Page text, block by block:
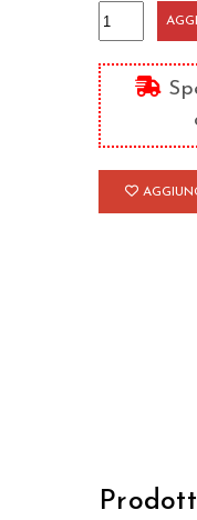
Giacomo,
1-
2
Pietro,
1-
3
Giovanni,